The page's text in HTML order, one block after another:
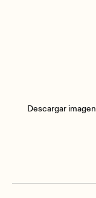
Descargar imagen